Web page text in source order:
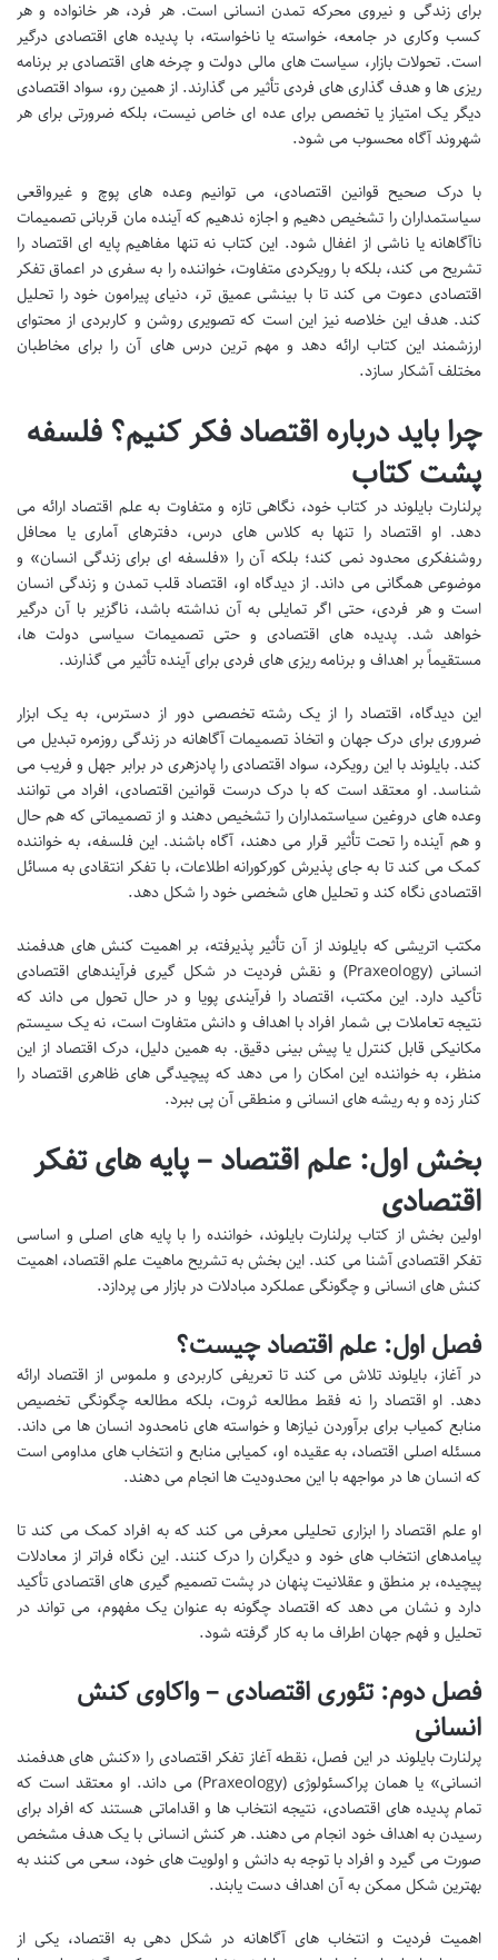
برای زندگی و نیروی محرکه تمدن انسانی است. هر فرد، هر خانواده و هر
کسب وکاری در جامعه، خواسته یا ناخواسته، با پدیده های اقتصادی درگیر
است. تحولات بازار، سیاست های مالی دولت و چرخه های اقتصادی بر برنامه
ریزی ها و هدف گذاری های فردی تأثیر می گذارند. از همین رو، سواد اقتصادی
دیگر یک امتیاز یا تخصص برای عده ای خاص نیست، بلکه ضرورتی برای هر
شهروند آگاه محسوب می شود.
با درک صحیح قوانین اقتصادی، می توانیم وعده های پوچ و غیرواقعی
سیاستمداران را تشخیص دهیم و اجازه ندهیم که آینده مان قربانی تصمیمات
ناآگاهانه یا ناشی از اغفال شود. این کتاب نه تنها مفاهیم پایه ای اقتصاد را
تشریح می کند، بلکه با رویکردی متفاوت، خواننده را به سفری در اعماق تفکر
اقتصادی دعوت می کند تا با بینشی عمیق تر، دنیای پیرامون خود را تحلیل
کند. هدف این خلاصه نیز این است که تصویری روشن و کاربردی از محتوای
ارزشمند این کتاب ارائه دهد و مهم ترین درس های آن را برای مخاطبان
مختلف آشکار سازد.
چرا باید درباره اقتصاد فکر کنیم؟ فلسفه
پشت کتاب
پرلنارت بایلوند در کتاب خود، نگاهی تازه و متفاوت به علم اقتصاد ارائه می
دهد. او اقتصاد را تنها به کلاس های درس، دفترهای آماری یا محافل
روشنفکری محدود نمی کند؛ بلکه آن را «فلسفه ای برای زندگی انسان» و
موضوعی همگانی می داند. از دیدگاه او، اقتصاد قلب تمدن و زندگی انسان
است و هر فردی، حتی اگر تمایلی به آن نداشته باشد، ناگزیر با آن درگیر
خواهد شد. پدیده های اقتصادی و حتی تصمیمات سیاسی دولت ها،
مستقیماً بر اهداف و برنامه ریزی های فردی برای آینده تأثیر می گذارند.
این دیدگاه، اقتصاد را از یک رشته تخصصی دور از دسترس، به یک ابزار
ضروری برای درک جهان و اتخاذ تصمیمات آگاهانه در زندگی روزمره تبدیل می
کند. بایلوند با این رویکرد، سواد اقتصادی را پادزهری در برابر جهل و فریب می
شناسد. او معتقد است که با درک درست قوانین اقتصادی، افراد می توانند
وعده های دروغین سیاستمداران را تشخیص دهند و از تصمیماتی که هم حال
و هم آینده را تحت تأثیر قرار می دهند، آگاه باشند. این فلسفه، به خواننده
کمک می کند تا به جای پذیرش کورکورانه اطلاعات، با تفکر انتقادی به مسائل
اقتصادی نگاه کند و تحلیل های شخصی خود را شکل دهد.
مکتب اتریشی که بایلوند از آن تأثیر پذیرفته، بر اهمیت کنش های هدفمند
انسانی (Praxeology) و نقش فردیت در شکل گیری فرآیندهای اقتصادی
تأکید دارد. این مکتب، اقتصاد را فرآیندی پویا و در حال تحول می داند که
نتیجه تعاملات بی شمار افراد با اهداف و دانش متفاوت است، نه یک سیستم
مکانیکی قابل کنترل یا پیش بینی دقیق. به همین دلیل، درک اقتصاد از این
منظر، به خواننده این امکان را می دهد که پیچیدگی های ظاهری اقتصاد را
کنار زده و به ریشه های انسانی و منطقی آن پی ببرد.
بخش اول: علم اقتصاد – پایه های تفکر
اقتصادی
اولین بخش از کتاب پرلنارت بایلوند، خواننده را با پایه های اصلی و اساسی
تفکر اقتصادی آشنا می کند. این بخش به تشریح ماهیت علم اقتصاد، اهمیت
کنش های انسانی و چگونگی عملکرد مبادلات در بازار می پردازد.
فصل اول: علم اقتصاد چیست؟
در آغاز، بایلوند تلاش می کند تا تعریفی کاربردی و ملموس از اقتصاد ارائه
دهد. او اقتصاد را نه فقط مطالعه ثروت، بلکه مطالعه چگونگی تخصیص
منابع کمیاب برای برآوردن نیازها و خواسته های نامحدود انسان ها می داند.
مسئله اصلی اقتصاد، به عقیده او، کمیابی منابع و انتخاب های مداومی است
که انسان ها در مواجهه با این محدودیت ها انجام می دهند.
او علم اقتصاد را ابزاری تحلیلی معرفی می کند که به افراد کمک می کند تا
پیامدهای انتخاب های خود و دیگران را درک کنند. این نگاه فراتر از معادلات
پیچیده، بر منطق و عقلانیت پنهان در پشت تصمیم گیری های اقتصادی تأکید
دارد و نشان می دهد که اقتصاد چگونه به عنوان یک مفهوم، می تواند در
تحلیل و فهم جهان اطراف ما به کار گرفته شود.
فصل دوم: تئوری اقتصادی – واکاوی کنش
انسانی
پرلنارت بایلوند در این فصل، نقطه آغاز تفکر اقتصادی را «کنش های هدفمند
انسانی» یا همان پراکسئولوژی (Praxeology) می داند. او معتقد است که
تمام پدیده های اقتصادی، نتیجه انتخاب ها و اقداماتی هستند که افراد برای
رسیدن به اهداف خود انجام می دهند. هر کنش انسانی با یک هدف مشخص
صورت می گیرد و افراد با توجه به دانش و اولویت های خود، سعی می کنند به
بهترین شکل ممکن به آن اهداف دست یابند.
اهمیت فردیت و انتخاب های آگاهانه در شکل دهی به اقتصاد، یکی از